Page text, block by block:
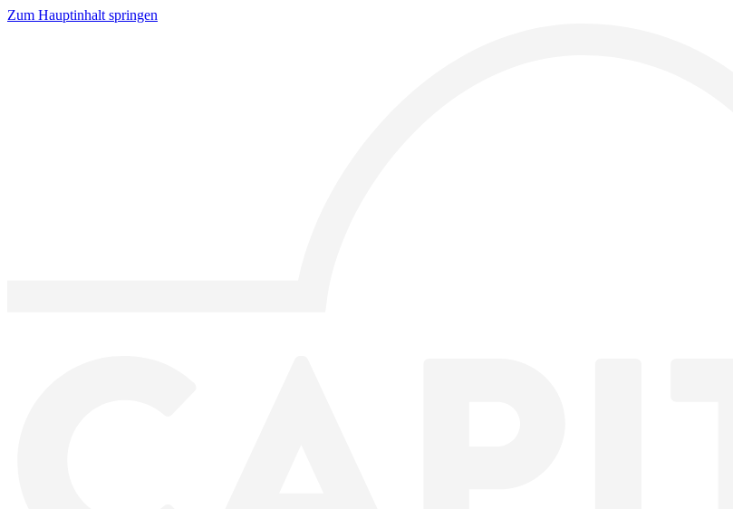
Zum Hauptinhalt springen